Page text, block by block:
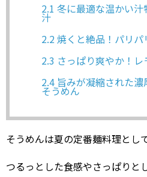
2.1 冬に最適な温かい
汁
2.2 焼くと絶品！パリパ
2.3 さっぱり爽やか！
2.4旨みが凝縮された濃
そうめん
そうめんは夏の定番麺料理とし
つるっとした食感やさっぱりと